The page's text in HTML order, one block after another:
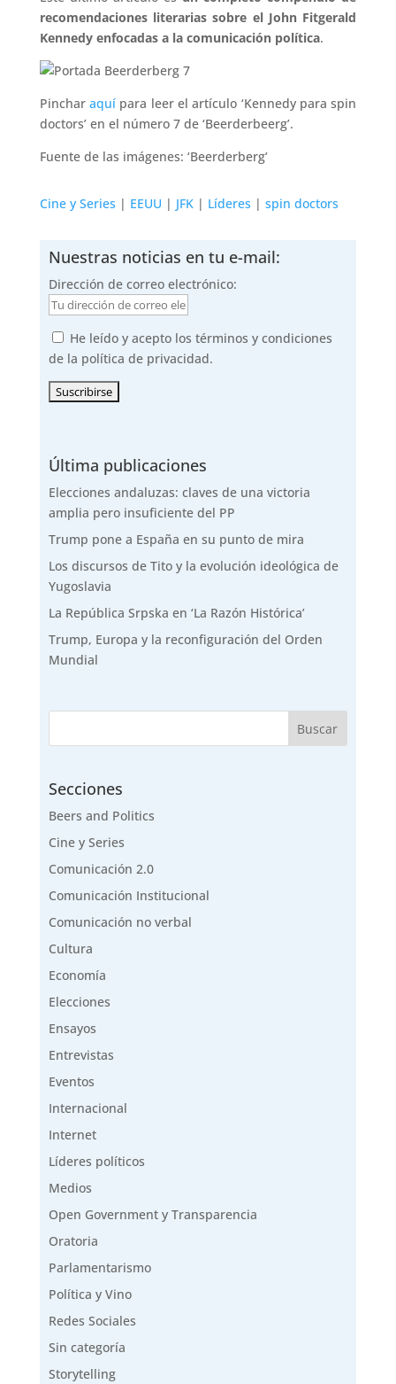
recomendaciones literarias sobre el John Fitgerald
Kennedy enfocadas a la comunicación política.
Pincharaquí para leer el artículo ‘Kennedy para spin
doctors’ en el número 7 de ‘Beerderbeerg’.
Fuente de las imágenes: ‘Beerderberg’
Cine y Series | EEUU | JFK| Líderes | spin doctors
Nuestras noticias en tu e-mail:
Dirección de correo electrónico:
He leído y acepto los términos y condiciones
de la política de privacidad.
Última publicaciones
Elecciones andaluzas: claves de una victoria
amplia pero insuficiente del PP
Trump pone a España en su punto de mira
Los discursos de Tito y la evolución ideológica de
Yugoslavia
La República Srpska en ‘La Razón Histórica’
Trump, Europa y la reconfiguración del Orden
Mundial
Secciones
Beers and Politics
Cine y Series
Comunicación 2.0
Comunicación Institucional
Comunicación no verbal
Cultura
Economía
Elecciones
Ensayos
Entrevistas
Eventos
Internacional
Internet
Líderes políticos
Medios
Open Government y Transparencia
Oratoria
Parlamentarismo
Política y Vino
Redes Sociales
Sin categoría
Storytelling